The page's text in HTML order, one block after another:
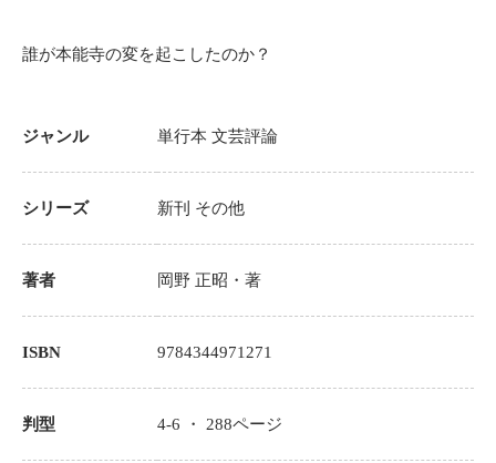
誰が本能寺の変を起こしたのか？
ジャンル 単行本 文芸評論
シリーズ 新刊 その他
著者 岡野 正昭 ・著
ISBN 9784344971271
判型 4-6 ・ 288ページ